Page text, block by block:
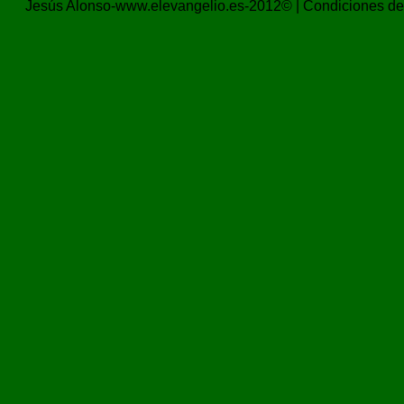
Jesús Alonso-www.elevangelio.es-2012© | Condiciones